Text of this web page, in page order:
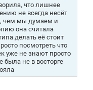
что лишнее
не всегда несёт
чем мы думаем и
она считала
делать её стоит
посмотреть что
уже не знают просто
была не в восторге